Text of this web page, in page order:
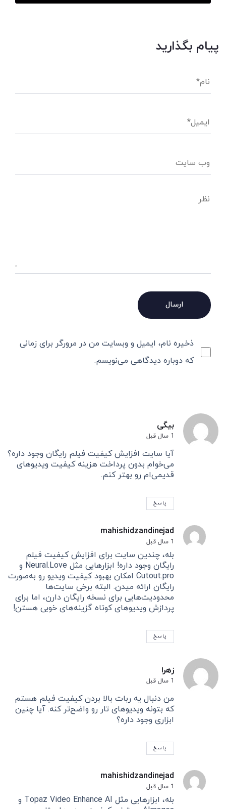
پیام بگذارید
ذخیره نام، ایمیل و وبسایت من در مرورگر برای زمانی
که دوباره دیدگاهی می‌نویسم.
بیگی
1 سال قبل
آیا سایت افزایش کیفیت فیلم رایگان وجود داره؟
می‌خوام بدون پرداخت هزینه کیفیت ویدیوهای
قدیمی‌ام رو بهتر کنم.
پاسخ
mahishidzandinejad
1 سال قبل
بله، چندین سایت برای افزایش کیفیت فیلم
رایگان وجود داره! ابزارهایی مثل Neural.Love و
Cutout.pro امکان بهبود کیفیت ویدیو رو به‌صورت
رایگان ارائه میدن. البته برخی سایت‌ها
محدودیت‌هایی برای نسخه رایگان دارن، اما برای
پردازش ویدیوهای کوتاه گزینه‌های خوبی هستن!
پاسخ
زهرا
1 سال قبل
من دنبال یه ربات بالا بردن کیفیت فیلم هستم
که بتونه ویدیوهای تار رو واضح‌تر کنه. آیا چنین
ابزاری وجود داره؟
پاسخ
mahishidzandinejad
1 سال قبل
بله، ابزارهایی مثل Topaz Video Enhance AI و